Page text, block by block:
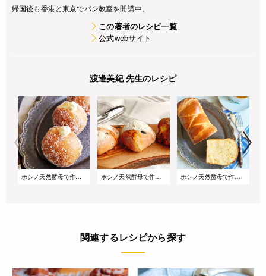
帰国後も香港と東京でパン教室を開講中。
この著者のレシピ一覧
公式webサイト
渡邊美紀 先生のレシピ
ホシノ天然酵母で作る ココナッツマラサダ|マンゴークリーム入り ホシノ天然酵母で作る オリーブとチーズのセミハードブレッド ホシノ天然酵母で作る レモンブリオッシュ
関連するレシピから探す